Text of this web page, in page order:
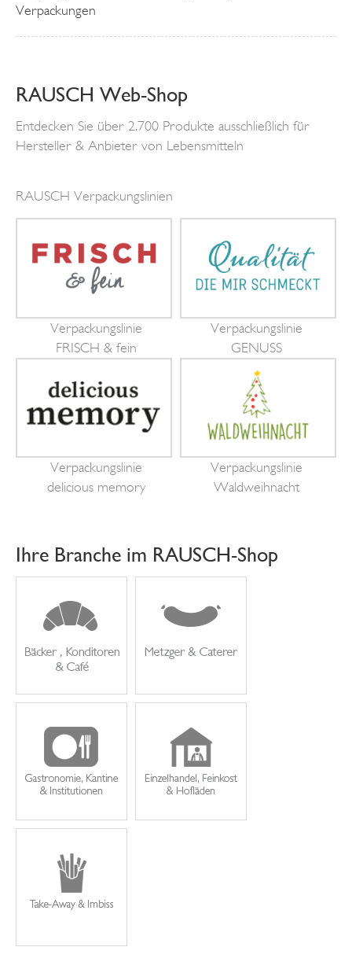
Verpackungen
RAUSCH Web-Shop
Entdecken Sie über 2.700 Produkte ausschließlich für
Hersteller & Anbieter von Lebensmitteln
RAUSCH Verpackungslinien
Verpackungslinie
FRISCH & fein
Verpackungslinie
GENUSS
Verpackungslinie
delicious memory
Verpackungslinie
Waldweihnacht
Ihre Branche im RAUSCH-Shop